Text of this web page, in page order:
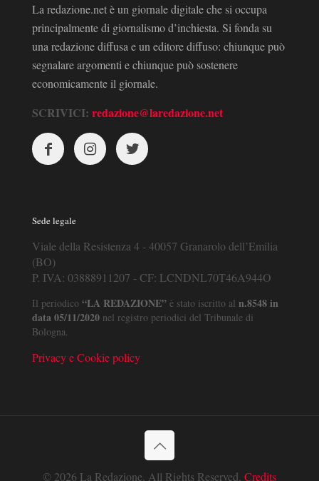
La redazione.net è un giornale digitale che si occupa
principalmente di giornalismo d’inchiesta. Si fonda su
una redazione diffusa e un editore diffuso: chiunque può
segnalare argomenti e chiunque può sostenere
economicamente il giornale.
SCRIVICI: redazione@laredazione.net
Sede legale
Viale della Resistenza 4 - 40057 Granarolo dell’Emilia
(BO)
P. IVA: 03888911207 - CF: LCNDNL70T46A944O
Il periodico “LA REDAZIONE” è stato iscritto al n.8548 in
data 05/11/2020 nel registro periodici del Tribunale di
Bologna.
Privacy e Cookie policy
© 2026 La Redazione. All Rights Reserved. Credits